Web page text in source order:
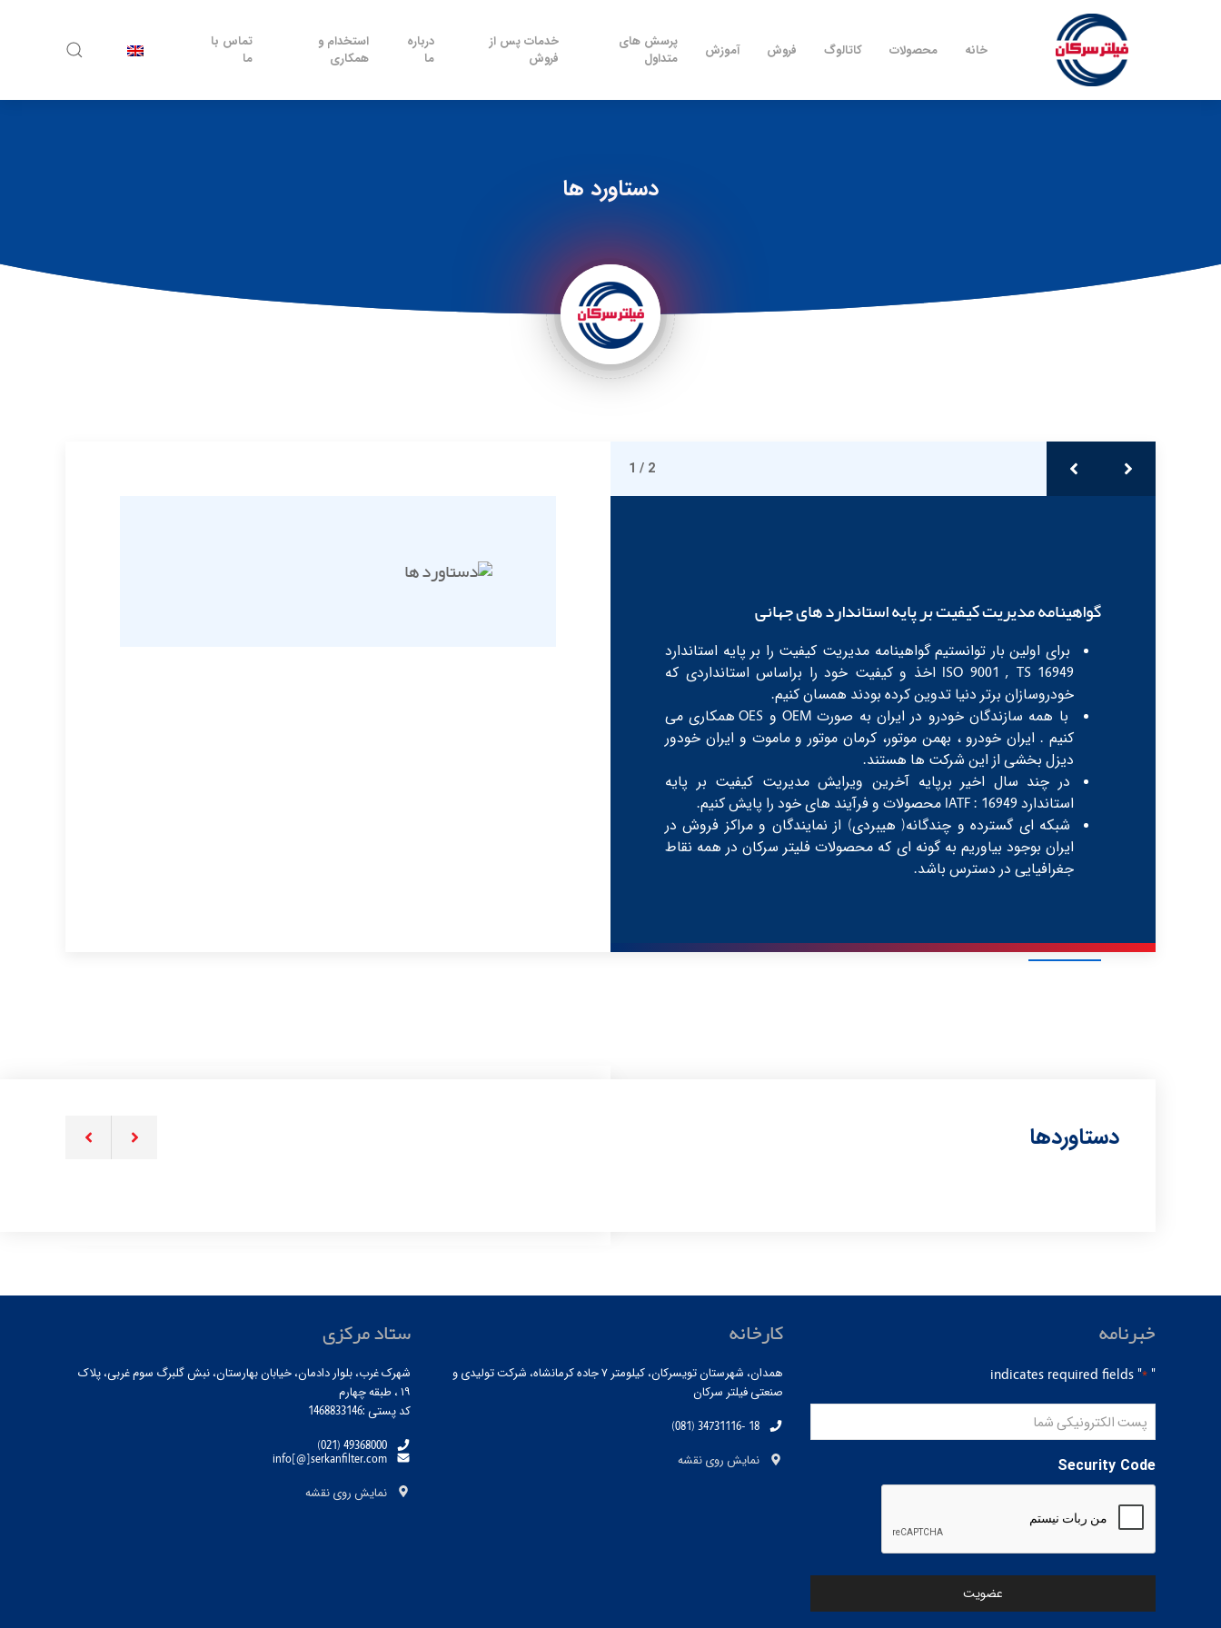
خانه محصولات کاتالوگ فروش آموزش
پرسش های
متداول
خدمات پس از
فروش
درباره
ما
استخدام و
همکاری
تماس با
ما
دستاورد ها
1 / 2
گواهینامه مدیریت کیفیت بر پایه استاندارد های جهانی
برای اولین بار توانستیم گواهینامه مدیریت کیفیت را بر پایه استاندارد
ISO 9001 , TS 16949 اخذ و کیفیت خود را براساس استانداردی که
خودروسازان برتر دنیا تدوین کرده بودند همسان کنیم.
با همه سازندگان خودرو در ایران به صورت OEM و OES همکاری می
کنیم . ایران خودرو ، بهمن موتور، کرمان موتور و ماموت و ایران خودور
دیزل بخشی از این شرکت ها هستند.
در چند سال اخیر برپایه آخرین ویرایش مدیریت کیفیت بر پایه
استاندارد IATF : 16949 محصولات و فرآیند های خود را پایش کنیم.
شبکه ای گسترده و چندگانه( هیبردی) از نمایندگان و مراکز فروش در
ایران بوجود بیاوریم به گونه ای که محصولات فلیتر سرکان در همه نقاط
جغرافیایی در دسترس باشد.
دستاوردها
خبرنامه
"
*
" indicates required fields
الکترونیکی
شما
Security Code
کارخانه
همدان، شهرستان تویسرکان، کیلومتر ۷ جاده کرمانشاه، شرکت تولیدی و
صنعتی فیلتر سرکان
(081) 34731116- 18
نمایش روی نقشه
ستاد مرکزی
شهرک غرب، بلوار دادمان، خیابان بهارستان، نبش گلبرگ سوم غربی، پلاک
۱۹ ، طبقه چهارم
کد پستی :1468833146
(021) 49368000
info[@]serkanfilter.com
نمایش روی نقشه